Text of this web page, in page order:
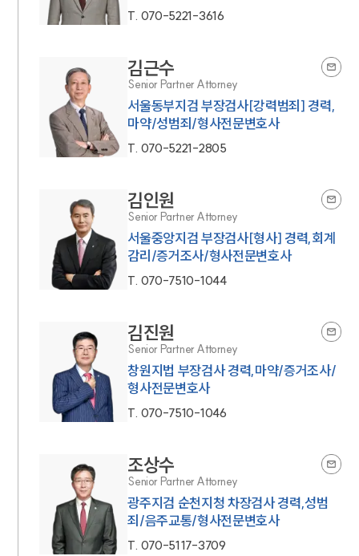
T. 070-5221-3616
김근수
Senior Partner Attorney
서울동부지검 부장검사[강력범죄] 경력,
마약/성범죄/형사전문변호사
T. 070-5221-2805
김인원
Senior Partner Attorney
서울중앙지검 부장검사[형사] 경력,회계
감리/증거조사/형사전문변호사
T. 070-7510-1044
김진원
Senior Partner Attorney
창원지법 부장검사 경력,마약/증거조사/
형사전문변호사
T. 070-7510-1046
조상수
Senior Partner Attorney
광주지검 순천지청 차장검사 경력,성범
죄/음주교통/형사전문변호사
T. 070-5117-3709